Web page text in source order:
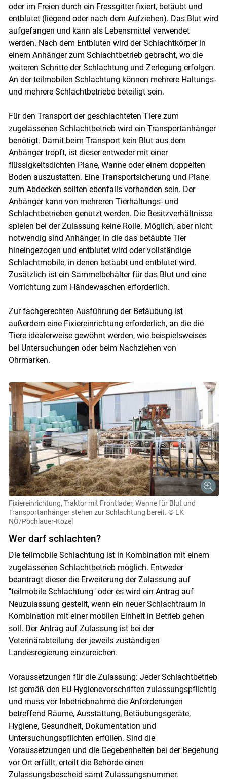
Skip to main content
oder im Freien durch ein Fressgitter fixiert, betäubt und
entblutet (liegend oder nach dem Aufziehen). Das Blut wird
aufgefangen und kann als Lebensmittel verwendet
werden. Nach dem Entbluten wird der Schlachtkörper in
einem Anhänger zum Schlachtbetrieb gebracht, wo die
weiteren Schritte der Schlachtung und Zerlegung erfolgen.
An der teilmobilen Schlachtung können mehrere Haltungs-
und mehrere Schlachtbetriebe beteiligt sein.
Für den Transport der geschlachteten Tiere zum
zugelassenen Schlachtbetrieb wird ein Transportanhänger
benötigt. Damit beim Transport kein Blut aus dem
Anhänger tropft, ist dieser entweder mit einer
flüssigkeitsdichten Plane, Wanne oder einem doppelten
Boden auszustatten. Eine Transportsicherung und Plane
zum Abdecken sollten ebenfalls vorhanden sein. Der
Anhänger kann von mehreren Tierhaltungs- und
Schlachtbetrieben genutzt werden. Die Besitzverhältnisse
spielen bei der Zulassung keine Rolle. Möglich, aber nicht
notwendig sind Anhänger, in die das betäubte Tier
hineingezogen und entblutet wird oder vollständige
Schlachtmobile, in denen betäubt und entblutet wird.
Zusätzlich ist ein Sammelbehälter für das Blut und eine
Vorrichtung zum Händewaschen erforderlich.
Zur fachgerechten Ausführung der Betäubung ist
außerdem eine Fixiereinrichtung erforderlich, an die die
Tiere idealerweise gewöhnt werden, wie beispielsweises
bei Untersuchungen oder beim Nachziehen von
Ohrmarken.
Fixiereinrichtung, Traktor mit Frontlader, Wanne für Blut und
Transportanhänger stehen zur Schlachtung bereit. © LK
NÖ/Pöchlauer-Kozel
Wer darf schlachten?
Die teilmobile Schlachtung ist in Kombination mit einem
zugelassenen Schlachtbetrieb möglich. Entweder
beantragt dieser die Erweiterung der Zulassung auf
"teilmobile Schlachtung" oder es wird ein Antrag auf
Neuzulassung gestellt, wenn ein neuer Schlachtraum in
Kombination mit einer mobilen Einheit in Betrieb gehen
soll. Der Antrag auf Zulassung ist bei der
Veterinärabteilung der jeweils zuständigen
Landesregierung einzureichen.
Voraussetzungen für die Zulassung: Jeder Schlachtbetrieb
ist gemäß den EU-Hygienevorschriften zulassungspflichtig
und muss vor Inbetriebnahme die Anforderungen
betreffend Räume, Ausstattung, Betäubungsgeräte,
Hygiene, Gesundheit, Dokumentation und
Untersuchungspflichten erfüllen. Sind die
Voraussetzungen und die Gegebenheiten bei der Begehung
vor Ort erfüllt, erteilt die Behörde einen
Zulassungsbescheid samt Zulassungsnummer.